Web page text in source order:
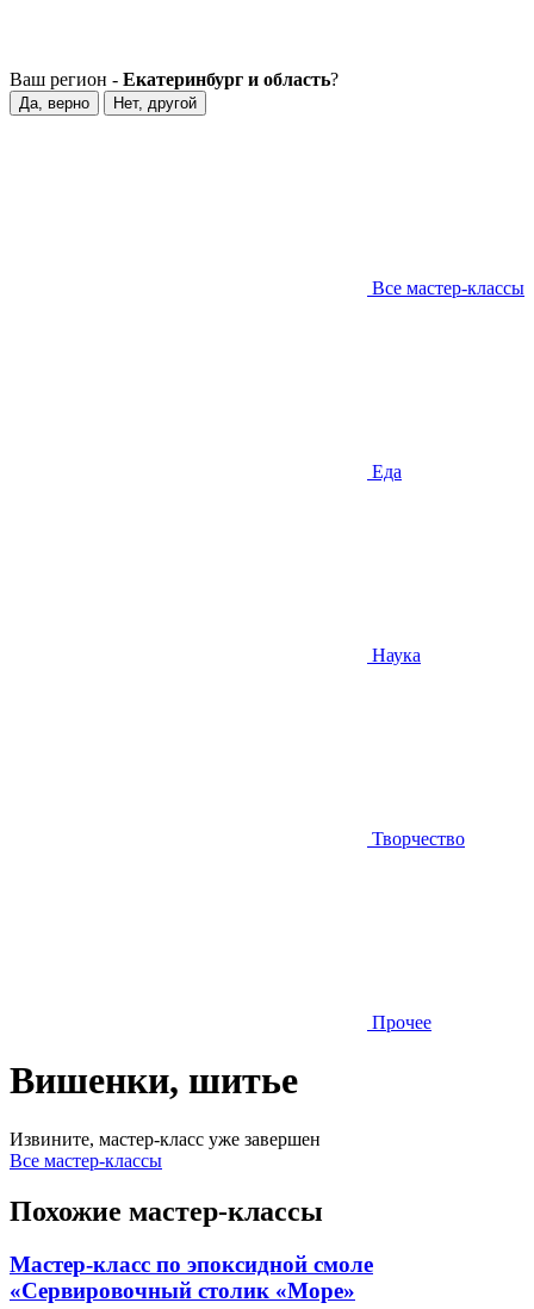
Ваш регион - Екатеринбург и область?
Да, верно Нет, другой
Все мастер-классы
Еда
Наука
Творчество
Прочее
Вишенки, шитье
Извините, мастер-класс уже завершен
Все мастер-классы
Похожие мастер-классы
Мастер-класс по эпоксидной смоле
«Сервировочный столик «Море»